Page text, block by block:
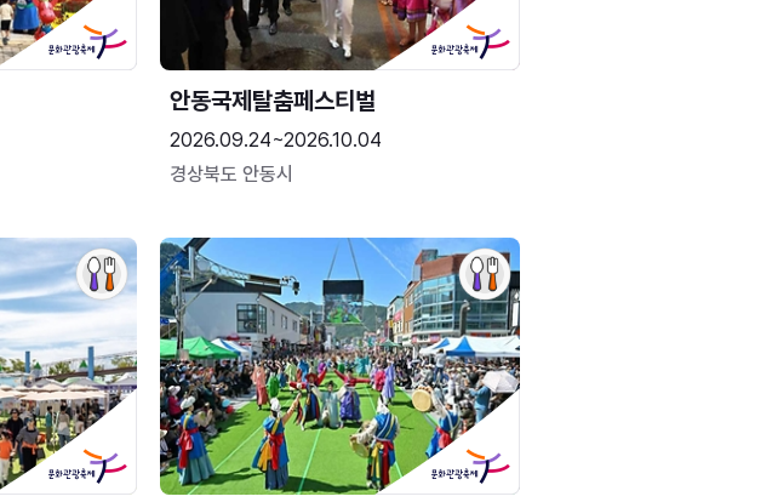
안동국제탈춤페스티벌
2026.09.24~2026.10.04
경상북도 안동시